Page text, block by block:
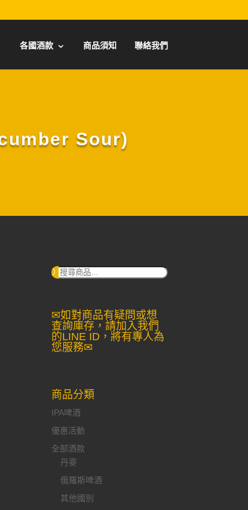
各國酒款 商品須知 聯絡我們
Sour)
搜
✉如對商品有疑問或想
查詢庫存，請加入我們
的LINE ID，將有專人為
您服務✉
商品分類
IPA啤酒
優惠活動
全部酒款
丹麥
俄羅斯啤酒
其他國別